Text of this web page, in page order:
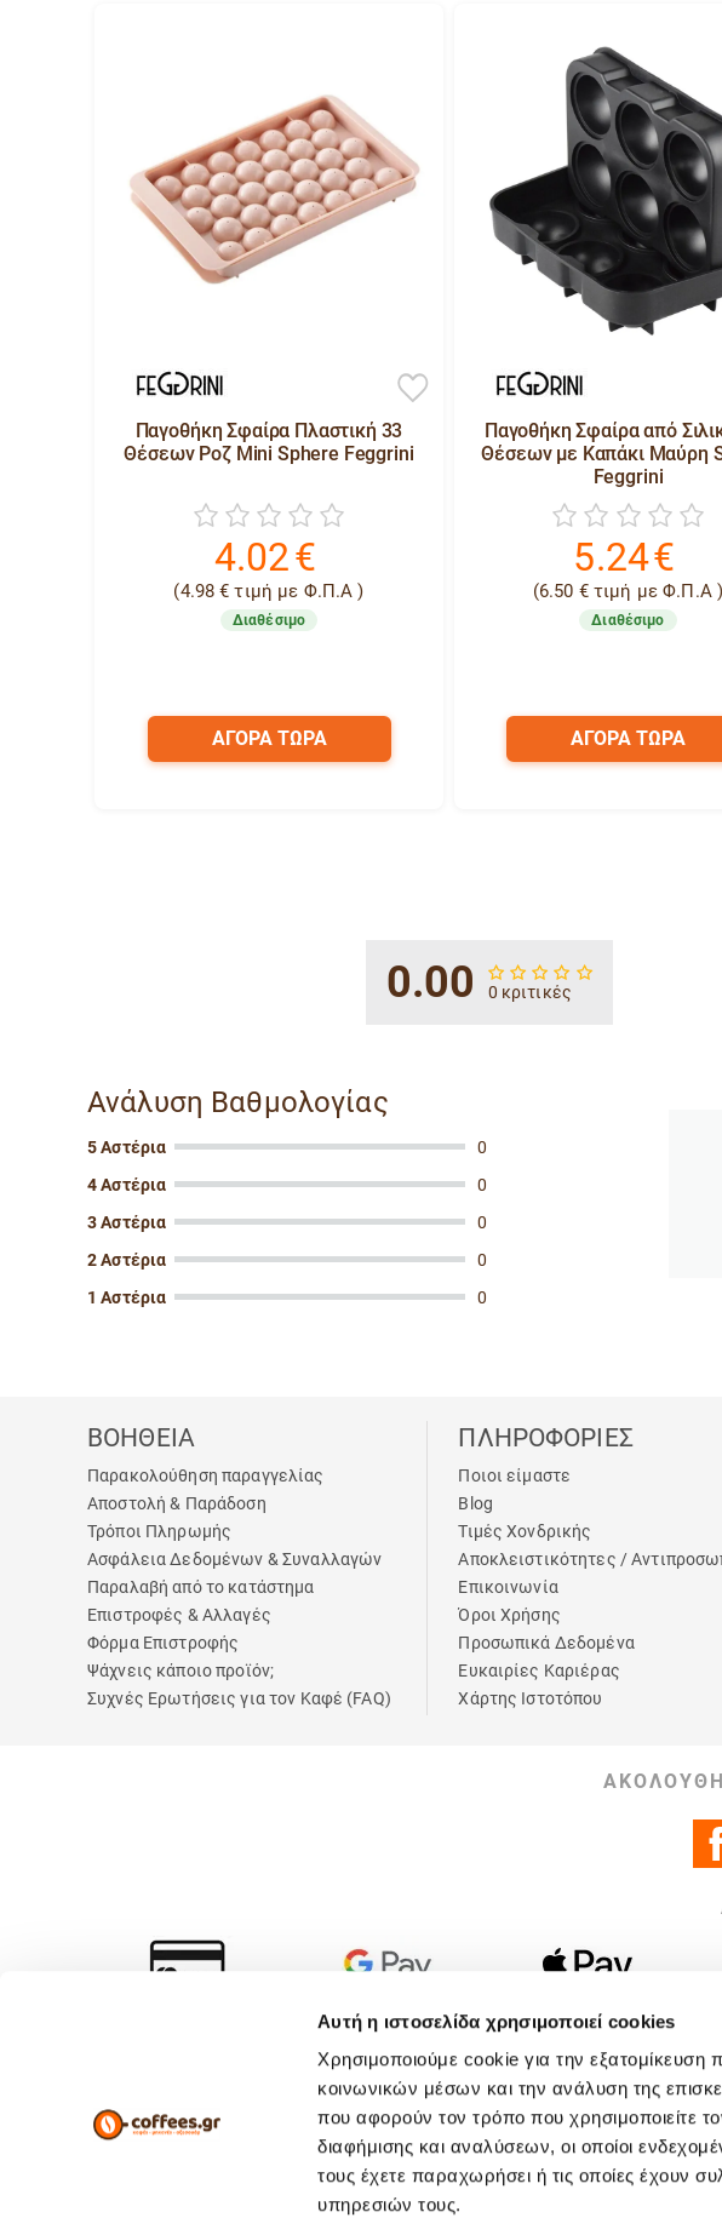
Αυτή η ιστοσελίδα χρησιμοποιεί cookies
Χρησιμοποιούμε cookie για την εξατομίκευση
κοινωνικών μέσων και την ανάλυση της
που αφορούν τον τρόπο που χρησιμοποιείτε
διαφήμισης και αναλύσεων, οι οποίοι
τους έχετε παραχωρήσει ή τις οποίες έχουν
υπηρεσιών τους.
Παγοθήκη Σφαίρα Πλαστική 33
Θέσεων Ροζ Mini Sphere Feggrini
4.02€
(4.98 € τιμή με Φ.Π.Α )
Διαθέσιμο
ΑΓΟΡΑ ΤΩΡΑ
Παγοθήκη Σφαίρα από
Θέσεων με Καπάκι Μαύρη
Feggrini
5.24€
(6.50 €τιμή με Φ.Π.Α )
Διαθέσιμο
ΑΓΟΡΑ ΤΩΡΑ
0.00 0 κριτικές
Ανάλυση Βαθμολογίας
5 Αστέρια
0
4 Αστέρια
0
3 Αστέρια
0
2 Αστέρια
0
1 Αστέρια
0
ΒΟΗΘΕΙΑ
Παρακολούθηση παραγγελίας
Αποστολή & Παράδοση
Τρόποι Πληρωμής
Ασφάλεια Δεδομένων & Συναλλαγών
Παραλαβή από το κατάστημα
Επιστροφές & Αλλαγές
Φόρμα Επιστροφής
Ψάχνεις κάποιο προϊόν;
Συχνές Ερωτήσεις για τον Καφέ (FAQ)
ΠΛΗΡΟΦΟΡΙΕΣ
Ποιοι είμαστε
Blog
Τιμές Χονδρικής
Αποκλειστικότητες /
Επικοινωνία
Όροι Χρήσης
Προσωπικά Δεδομένα
Ευκαιρίες Καριέρας
Χάρτης Ιστοτόπου